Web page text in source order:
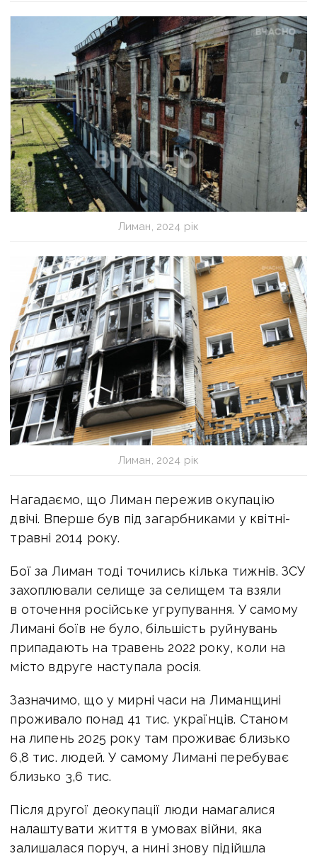
Лиман, 2024 рік
Лиман, 2024 рік
Нагадаємо, що Лиман пережив окупацію
двічі. Вперше був під загарбниками у квітні-
травні 2014 року.
Бої за Лиман тоді точились кілька тижнів. ЗСУ
захоплювали селище за селищем та взяли
в оточення російське угрупування. У самому
Лимані боїв не було, більшість руйнувань
припадають на травень 2022 року, коли на
місто вдруге наступала росія.
Зазначимо, що у мирні часи на Лиманщині
проживало понад 41 тис. українців. Станом
на липень 2025 року там проживає близько
6,8 тис. людей.У самому Лимані перебуває
близько 3,6 тис.
Після другої деокупації люди намагалися
налаштувати життя в умовах війни, яка
залишалася поруч, а нині знову підійшла